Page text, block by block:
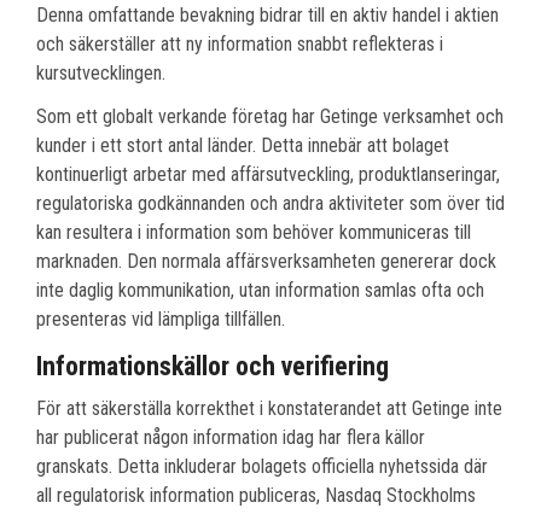
Denna omfattande bevakning bidrar till en aktiv handel i aktien
och säkerställer att ny information snabbt reflekteras i
kursutvecklingen.
Som ett globalt verkande företag har Getinge verksamhet och
kunder i ett stort antal länder. Detta innebär att bolaget
kontinuerligt arbetar med affärsutveckling, produktlanseringar,
regulatoriska godkännanden och andra aktiviteter som över tid
kan resultera i information som behöver kommuniceras till
marknaden. Den normala affärsverksamheten genererar dock
inte daglig kommunikation, utan information samlas ofta och
presenteras vid lämpliga tillfällen.
Informationskällor och verifiering
För att säkerställa korrekthet i konstaterandet att Getinge inte
har publicerat någon information idag har flera källor
granskats. Detta inkluderar bolagets officiella nyhetssida där
all regulatorisk information publiceras, Nasdaq Stockholms